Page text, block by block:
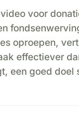
voor
oproepen,
effectiever
een goed doel